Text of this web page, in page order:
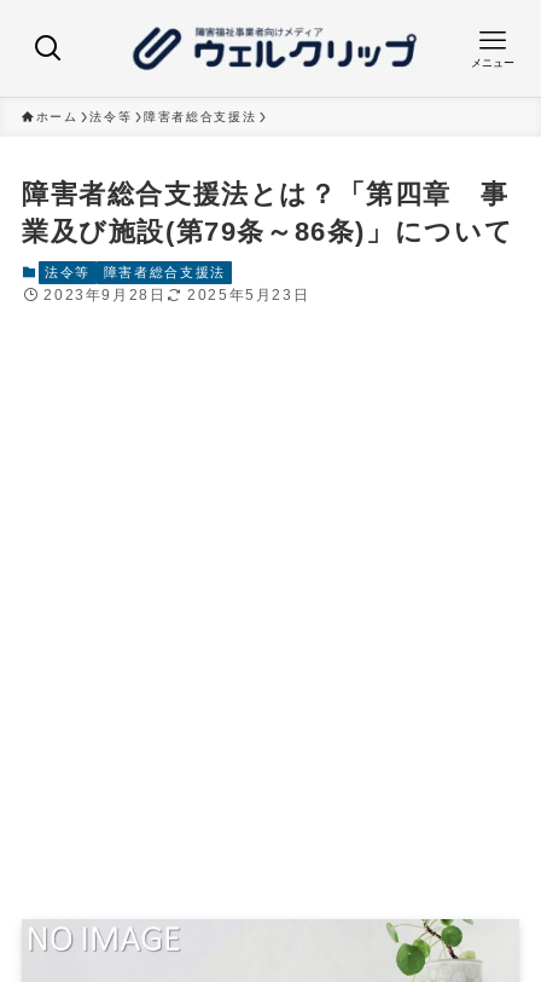
メニュー
ホーム 法令等 障害者総合支援法
障害者総合支援法とは？「第四章 事
業及び施設(第79条～86条)」について
法令等 障害者総合支援法
2023年9月28日 2025年5月23日